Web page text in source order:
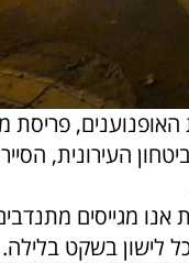
האופנוענים,
העירונית,
מגייסים
לישון בשקט בלילה.